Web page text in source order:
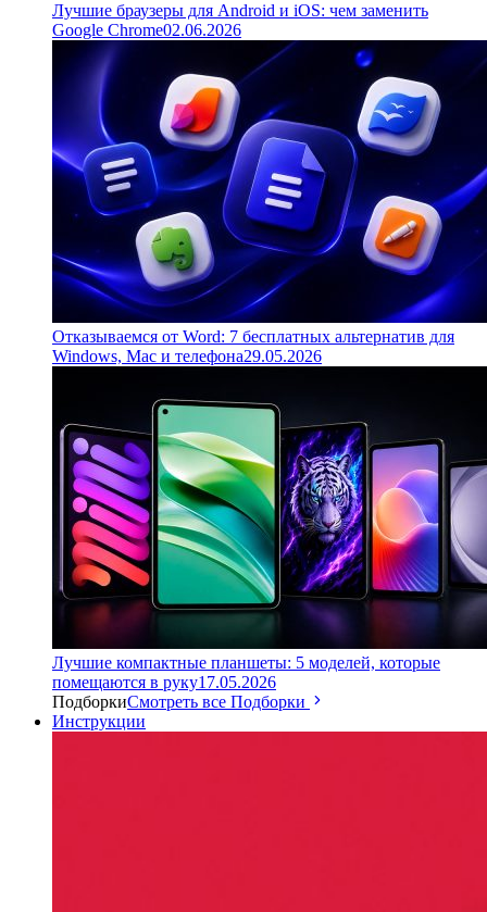
Лучшие браузеры для Android и iOS: чем заменить
Google Chrome02.06.2026
Отказываемся от Word: 7 бесплатных альтернатив для
Windows, Mac и телефона29.05.2026
Лучшие компактные планшеты: 5 моделей, которые
помещаются в руку17.05.2026
ПодборкиСмотреть все Подборки
Инструкции